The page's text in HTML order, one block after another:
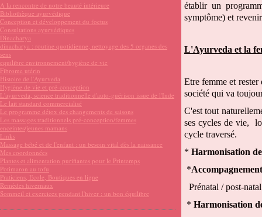
A la rencontre de notre beauté intérieure
Bibliothèque ayurvédique
Conception et développement du foetus
Consultations ayurvédiques
Dinacharya
dinacharya : routine quotidienne, nettoyage des 5 organes des
sens
equilibre environnement/hygiène de vie
Fibrome utérin
Histoire de l'Ayurveda
Hygiène de vie et pré-conception
L'ayurveda, science traditionnelle d'auto-guérison issue de l'Inde
Le lait standard commercialisé
Le programme détox des changements de saisons
Les massages traditionnels pré-conception/femmes
enceintes/jeunes mamans
Links
Massage bébé et de l'enfant : un besoin vital dès la naissance
Mes coordonnées
Plantes et alimentation purifiantes pour le Printemps
Potimaron au tofu
Praticiens, Ecole, Boutiques en ligne
Remèdes hivernaux
Sommeil et exercices pendant l'hiver : un bon équilibre
établir un
symptôme) et
L'Ayurveda et la
Etre femme et
société qui va
C'est tout
ses cycles de vie,
cycle traversé.
* Harmonisation
*
Prénatal / post-
* Harmonisation